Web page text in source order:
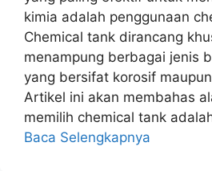
kimia adalah penggunaan
Chemical tank dirancang
menampung berbagai jenis
yang bersifat korosif
Artikel ini akan membahas
memilih chemical tank
Baca Selengkapnya